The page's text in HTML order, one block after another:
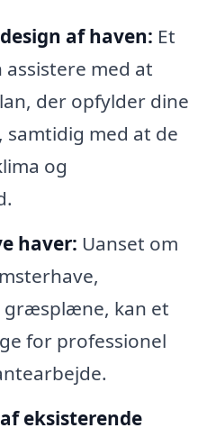
af haven: Et
med at
der opfylder dine
samtidig med at de
og
haver: Uanset om
græsplæne, kan et
for professionel
eksisterende